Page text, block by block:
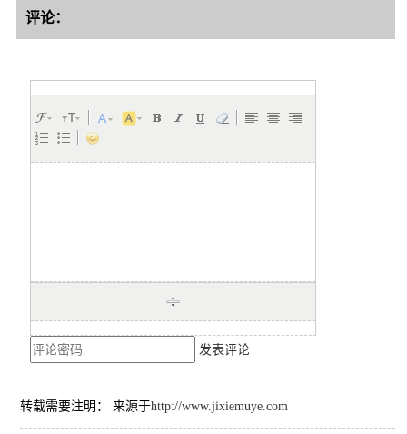
评论：
发表评论
转载需要注明： 来源于http://www.jixiemuye.com